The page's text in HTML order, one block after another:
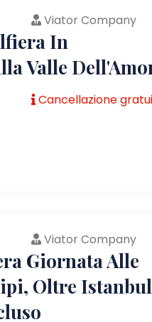
Viator Company
In
Valle
Cancellazione
Viator Company
Giornata Alle
Oltre